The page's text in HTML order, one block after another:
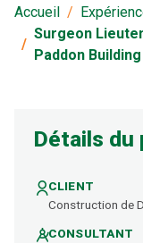
Anthony
Accueil
Surgeon
Paddon Building
Détails du
CLIENT
Construction de
CONSULTANT